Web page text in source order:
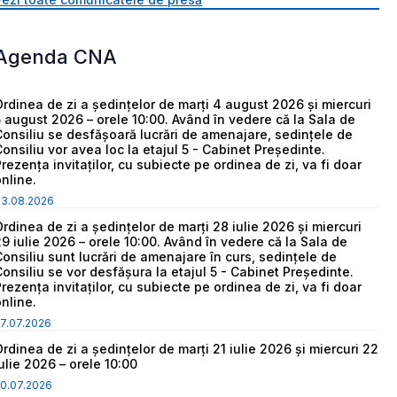
CNA
de zi a ședințelor de marți 4 august 2026 și miercuri
august 2026 – orele 10:00. Având în vedere că la Sala de
se desfășoară lucrări de amenajare, sedințele de
vor avea loc la etajul 5 - Cabinet Președinte.
invitaților, cu subiecte pe ordinea de zi, va fi doar
de zi a ședințelor de marți 28 iulie 2026 și miercuri
iulie 2026 – orele 10:00. Având în vedere că la Sala de
sunt lucrări de amenajare în curs, sedințele de
se vor desfășura la etajul 5 - Cabinet Președinte.
invitaților, cu subiecte pe ordinea de zi, va fi doar
de zi a ședințelor de marți 21 iulie 2026 și miercuri 22
2026 – orele 10:00